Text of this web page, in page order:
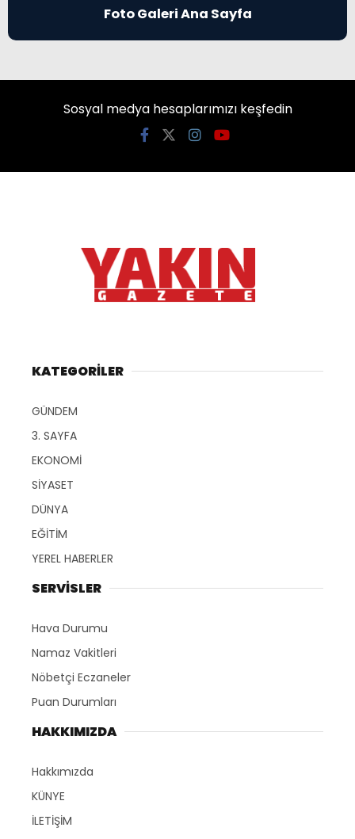
Foto Galeri Ana Sayfa
Sosyal medya hesaplarımızı keşfedin
KATEGORİLER
GÜNDEM
3. SAYFA
EKONOMİ
SİYASET
DÜNYA
EĞİTİM
YEREL HABERLER
SERVİSLER
Hava Durumu
Namaz Vakitleri
Nöbetçi Eczaneler
Puan Durumları
HAKKIMIZDA
Hakkımızda
KÜNYE
İLETİŞİM